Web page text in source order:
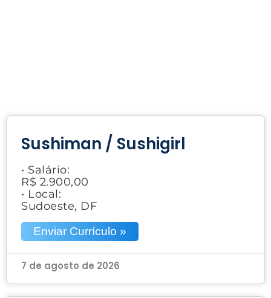
Sushiman / Sushigirl
• Salário:
R$ 2.900,00
• Local:
Sudoeste, DF
Enviar Currículo »
7 de agosto de 2026